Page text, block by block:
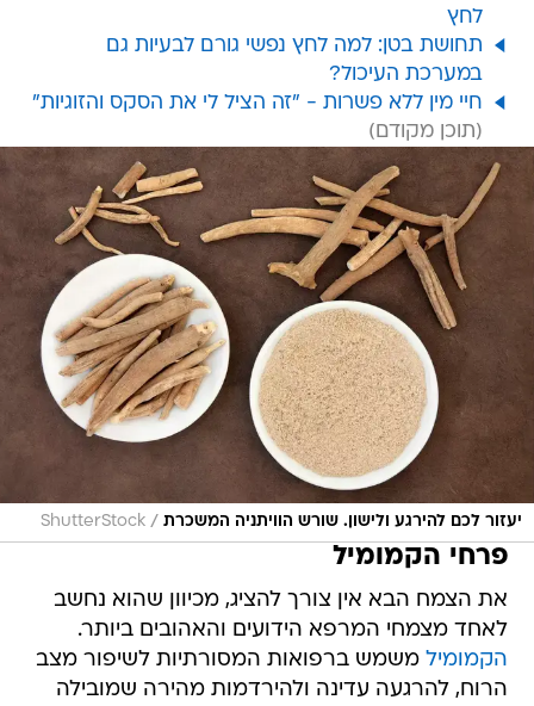
לחץ
תחושת בטן: למה לחץ נפשי גורם לבעיות גם
במערכת העיכול?
חיי מין ללא פשרות - "זה הציל לי את הסקס והזוגיות"
יעזור לכם להירגע ולישון. שורש הוויתניה המשכרת /
ShutterStock
פרחי הקמומיל
את הצמח הבא אין צורך להציג, מכיוון שהוא נחשב
לאחד מצמחי המרפא הידועים והאהובים ביותר.
הקמומיל משמש ברפואות המסורתיות לשיפור מצב
הרוח, להרגעה עדינה ולהירדמות מהירה שמובילה